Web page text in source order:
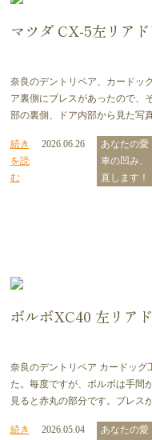
マツダ CX-5左リア
奈良のデントリペア、カードッ
ア裏側にブレスがあったので、
部の裏側、ドア内部から見た写
続き
を読
む
2026.06.26
あなたの愛
車の凹み、
直します！
ボルボXC40 左リア
奈良のデントリペア カードッグ
た。毎度ですが、ボルボは手間
見ると赤丸の部分です。ブレス
続き
2026.05.04
あなたの愛